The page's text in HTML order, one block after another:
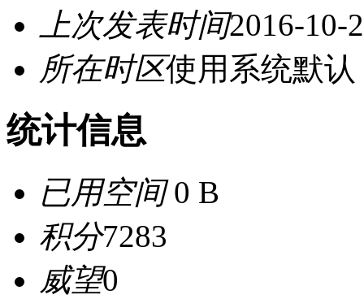
上次发表时间2016-10-
所在时区使用系统默认
统计信息
已用空间0 B
积分7283
威望0